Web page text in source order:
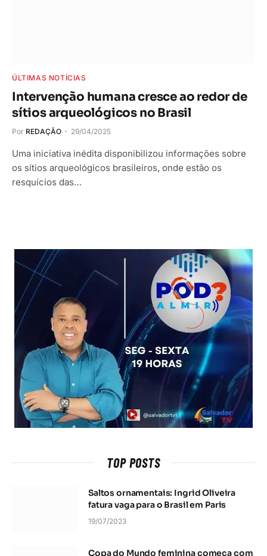
ÚLTIMAS NOTÍCIAS
Intervenção humana cresce ao redor de
sítios arqueológicos no Brasil
Por REDAÇÃO 29/04/2025
Uma iniciativa inédita disponibilizou informações sobre
os sítios arqueológicos brasileiros, onde estão os
resquícios das…
TOP POSTS
Saltos ornamentais: Ingrid Oliveira
fatura vaga para o Brasil em Paris
19/07/2023
Copa do Mundo feminina começa com